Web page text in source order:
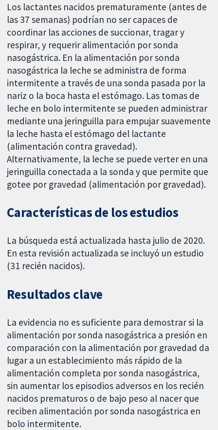
Los lactantes nacidos prematuramente (antes de
las 37 semanas) podrían no ser capaces de
coordinar las acciones de succionar, tragar y
respirar, y requerir alimentación por sonda
nasogástrica. En la alimentación por sonda
nasogástrica la leche se administra de forma
intermitente a través de una sonda pasada por la
nariz o la boca hasta el estómago. Las tomas de
leche en bolo intermitente se pueden administrar
mediante una jeringuilla para empujar suavemente
la leche hasta el estómago del lactante
(alimentación contra gravedad).
Alternativamente, la leche se puede verter en una
jeringuilla conectada a la sonda y que permite que
gotee por gravedad (alimentación por gravedad).
Características de los estudios
La búsqueda está actualizada hasta julio de 2020.
En esta revisión actualizada se incluyó un estudio
(31 recién nacidos).
Resultados clave
La evidencia no es suficiente para demostrar si la
alimentación por sonda nasogástrica a presión en
comparación con la alimentación por gravedad da
lugar a un establecimiento más rápido de la
alimentación completa por sonda nasogástrica,
sin aumentar los episodios adversos en los recién
nacidos prematuros o de bajo peso al nacer que
reciben alimentación por sonda nasogástrica en
bolo intermitente.